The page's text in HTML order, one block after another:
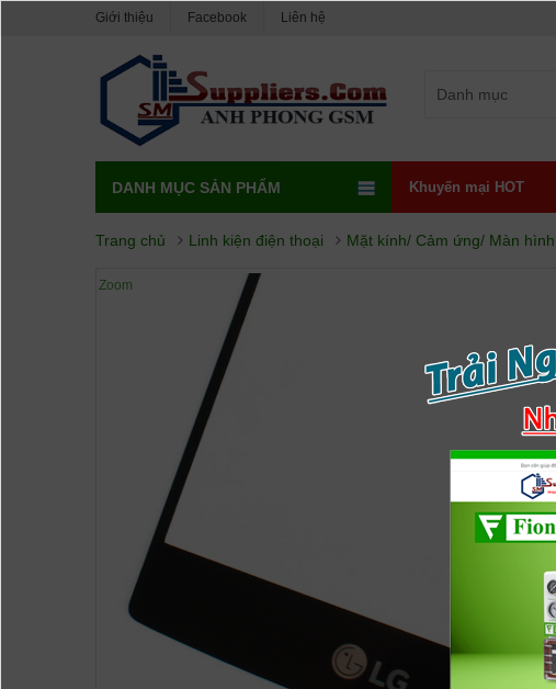
Giới thiệu Facebook Liên hệ
Danh mục
DANH MỤC SẢN PHẨM Khuyến mại HOT
Trang chủ Linh kiện điện thoại Mặt kính/ Cảm ứng/ Màn hình
Zoom